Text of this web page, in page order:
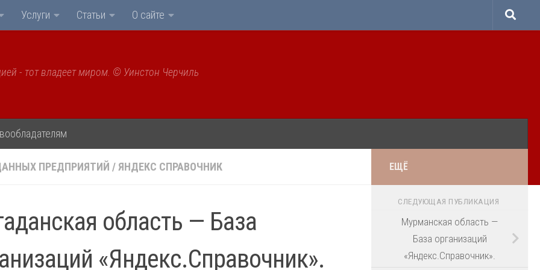
Услуги Статьи О сайте
- тот владеет миром. © Уинстон Черчиль
ПРЕДПРИЯТИЙ / ЯНДЕКС СПРАВОЧНИК
область — База
«Яндекс.Справочник».
ЕЩЁ
СЛЕДУЮЩАЯ ПУБЛИКАЦИЯ
Мурманская область —
База организаций
«Яндекс.Справочник».